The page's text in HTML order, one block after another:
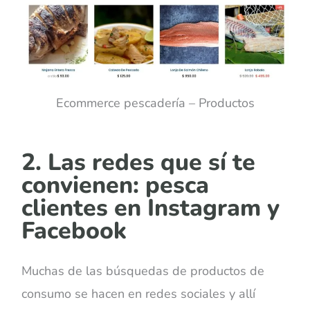
Ecommerce pescadería – Productos
2. Las redes que sí te
convienen: pesca
clientes en Instagram y
Facebook
Muchas de las búsquedas de productos de
consumo se hacen en redes sociales y allí